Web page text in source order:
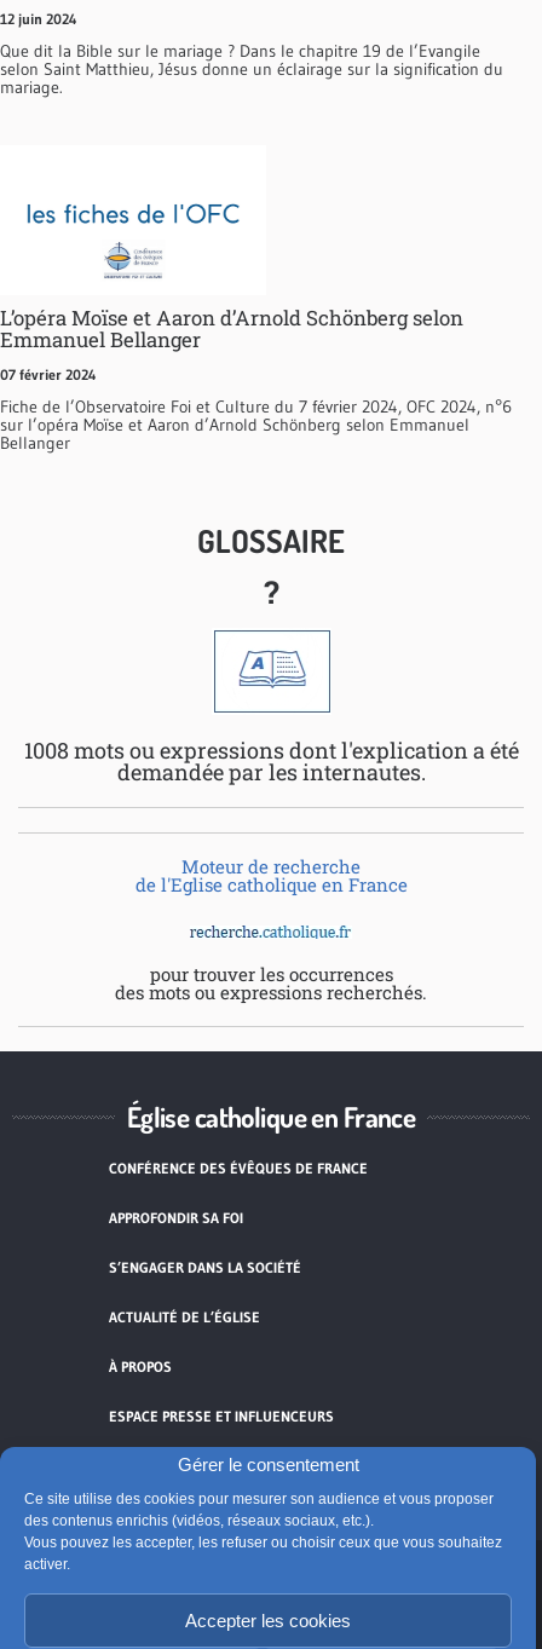
Gérer le consentement
Ce site utilise des cookies pour mesurer son audience et vous proposer
des contenus enrichis (vidéos, réseaux sociaux, etc.).
Vous pouvez les accepter, les refuser ou choisir ceux que vous souhaitez
activer.
Accepter les cookies
12 juin 2024
Que dit la Bible sur le mariage ? Dans le chapitre 19 de l’Evangile
selon Saint Matthieu, Jésus donne un éclairage sur la signification du
mariage.
L’opéra Moïse et Aaron d’Arnold Schönberg selon
Emmanuel Bellanger
07 février 2024
Fiche de l’Observatoire Foi et Culture du 7 février 2024, OFC 2024, n°6
sur l’opéra Moïse et Aaron d’Arnold Schönberg selon Emmanuel
Bellanger
GLOSSAIRE
?
1008 mots ou expressions dont l'explication a été
demandée par les internautes.
Moteur de recherche
de l'Eglise catholique en France
pour trouver les occurrences
des mots ou expressions recherchés.
Église catholique en France
CONFÉRENCE DES ÉVÊQUES DE FRANCE
APPROFONDIR SA FOI
S’ENGAGER DANS LA SOCIÉTÉ
ACTUALITÉ DE L’ÉGLISE
À PROPOS
ESPACE PRESSE ET INFLUENCEURS
Cliquez pour accepter les cookies de
vidéos et réseaux sociaux et activer ce
© Église catholique en France